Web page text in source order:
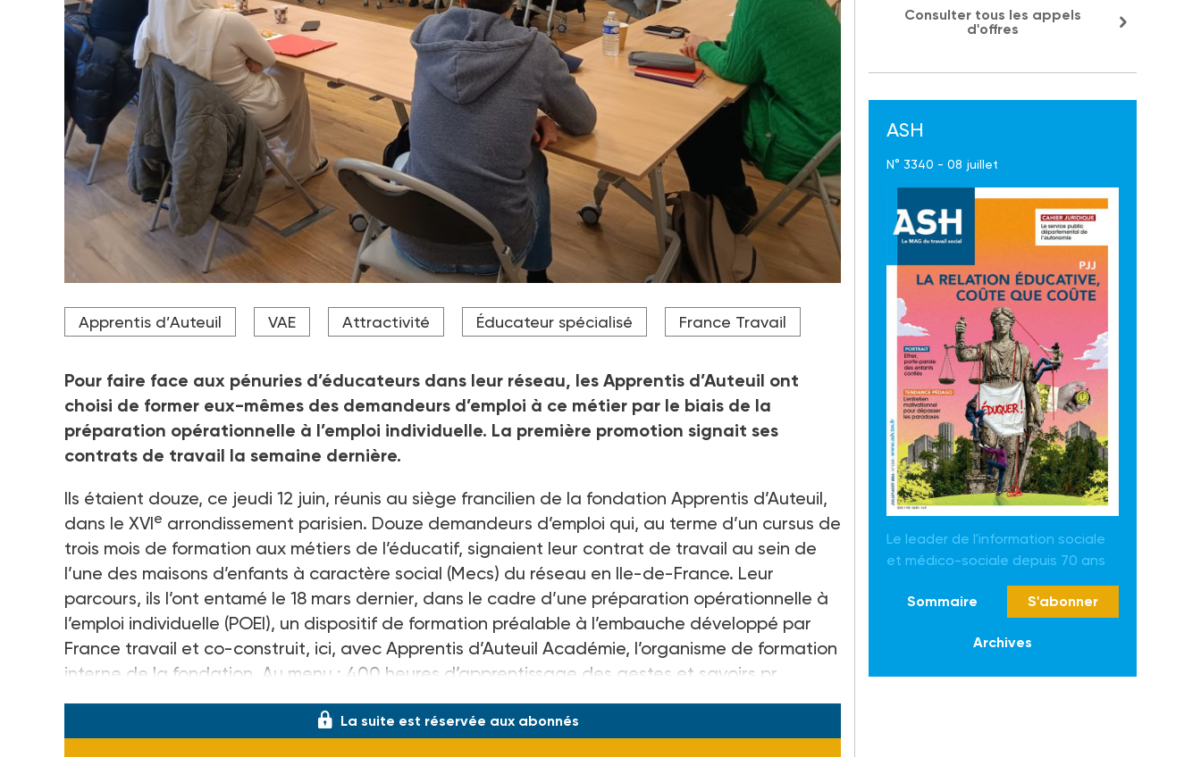
Une séance de formation dans le cadre de la POEI.
Crédit photo @Apprentisd'Auteuil
Apprentis d’Auteuil VAE Attractivité Éducateur spécialisé France Travail
Pour faire face aux pénuries d’éducateurs dans leur réseau, les Apprentis d’Auteuil ont
choisi de former eux-mêmes des demandeurs d’emploi à ce métier par le biais de la
préparation opérationnelle à l’emploi individuelle. La première promotion signait ses
contrats de travail la semaine dernière.
Ils étaient douze, ce jeudi 12 juin, réunis au siège francilien de la fondation Apprentis d’Auteuil,
dans le XVIe arrondissement parisien. Douze demandeurs d’emploi qui, au terme d’un cursus de
trois mois de formation aux métiers de l’éducatif, signaient leur contrat de travail au sein de
l’une des maisons d’enfants à caractère social (Mecs) du réseau en Ile-de-France. Leur
parcours, ils l’ont entamé le 18 mars dernier, dans le cadre d’une préparation opérationnelle à
l’emploi individuelle (POEI), un dispositif de formation préalable à l’embauche développé par
France travail et co-construit, ici, avec Apprentis d’Auteuil Académie, l’organisme de formation
interne de la fondation. Au menu : 400 heures d’apprentissage des gestes et savoirs pr
La suite est réservée aux abonnés
Consulter tous les appels
d'offres
ASH
N° 3340 - 08 juillet
Le leader de l'information sociale
et médico-sociale depuis 70 ans
Sommaire S'abonner
Archives